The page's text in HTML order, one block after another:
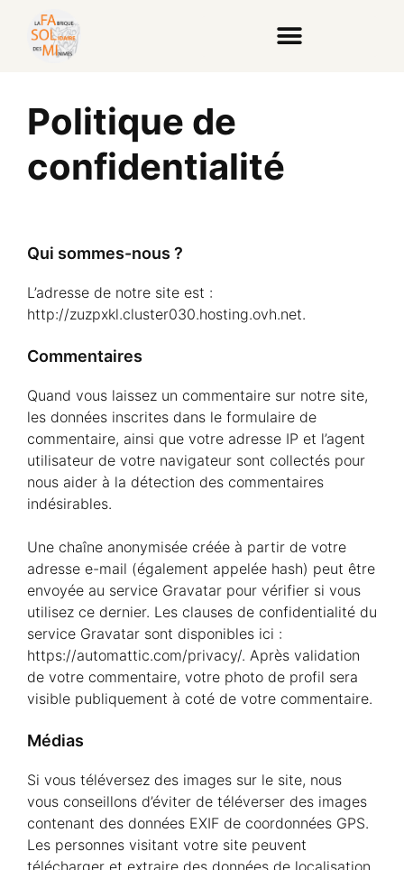
Politique de
confidentialité
Qui sommes-nous ?
L’adresse de notre site est :
http://zuzpxkl.cluster030.hosting.ovh.net.
Commentaires
Quand vous laissez un commentaire sur notre site,
les données inscrites dans le formulaire de
commentaire, ainsi que votre adresse IP et l’agent
utilisateur de votre navigateur sont collectés pour
nous aider à la détection des commentaires
indésirables.
Une chaîne anonymisée créée à partir de votre
adresse e-mail (également appelée hash) peut être
envoyée au service Gravatar pour vérifier si vous
utilisez ce dernier. Les clauses de confidentialité du
service Gravatar sont disponibles ici :
https://automattic.com/privacy/. Après validation
de votre commentaire, votre photo de profil sera
visible publiquement à coté de votre commentaire.
Médias
Si vous téléversez des images sur le site, nous
vous conseillons d’éviter de téléverser des images
contenant des données EXIF de coordonnées GPS.
Les personnes visitant votre site peuvent
télécharger et extraire des données de localisation